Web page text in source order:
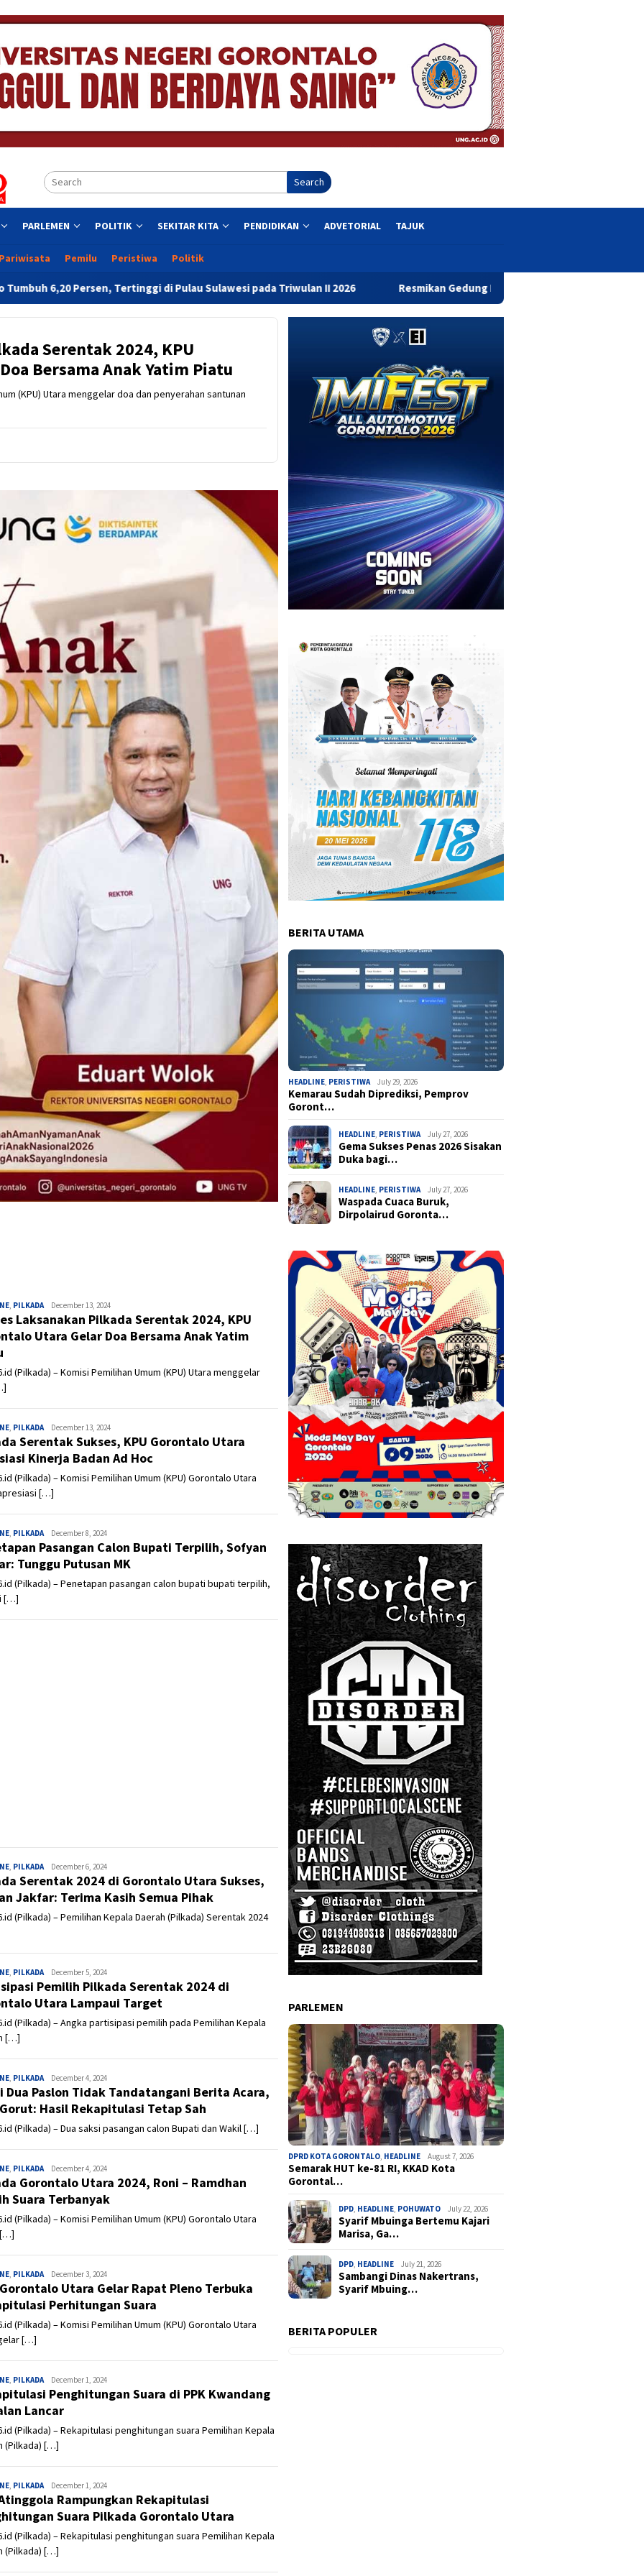
Search
PARLEMEN POLITIK SEKITAR KITA PENDIDIKAN ADVETORIAL TAJUK
Pariwisata Pemilu Peristiwa Politik
Tertinggi di Pulau Sulawesi pada Triwulan II 2026 Resmikan Gedung Baru Bahrul Ulum, Wagub Idah Dorong
Serentak 2024, KPU
Bersama Anak Yatim Piatu
(KPU) Utara menggelar doa dan penyerahan santunan
, PILKADAAdmin
December 13, 2024
Laksanakan Pilkada Serentak 2024, KPU
Utara Gelar Doa Bersama Anak Yatim
(Pilkada) – Komisi Pemilihan Umum (KPU) Utara menggelar
, PILKADAAdmin
December 13, 2024
Serentak Sukses, KPU Gorontalo Utara
Kinerja Badan Ad Hoc
(Pilkada) – Komisi Pemilihan Umum (KPU) Gorontalo Utara
[…]
, PILKADAAdmin
December 8, 2024
Pasangan Calon Bupati Terpilih, Sofyan
Tunggu Putusan MK
(Pilkada) – Penetapan pasangan calon bupati bupati terpilih,
[…]
, PILKADAAdmin
December 6, 2024
Serentak 2024 di Gorontalo Utara Sukses,
Jakfar: Terima Kasih Semua Pihak
(Pilkada) – Pemilihan Kepala Daerah (Pilkada) Serentak 2024
, PILKADAAdmin
December 5, 2024
Pemilih Pilkada Serentak 2024 di
Utara Lampaui Target
(Pilkada) – Angka partisipasi pemilih pada Pemilihan Kepala
[…]
, PILKADAAdmin
December 4, 2024
Dua Paslon Tidak Tandatangani Berita Acara,
Hasil Rekapitulasi Tetap Sah
(Pilkada) – Dua saksi pasangan calon Bupati dan Wakil […]
, PILKADAAdmin
December 4, 2024
Gorontalo Utara 2024, Roni – Ramdhan
Suara Terbanyak
(Pilkada) – Komisi Pemilihan Umum (KPU) Gorontalo Utara
, PILKADAAdmin
December 3, 2024
Utara Gelar Rapat Pleno Terbuka
Perhitungan Suara
(Pilkada) – Komisi Pemilihan Umum (KPU) Gorontalo Utara
[…]
, PILKADAAdmin
December 1, 2024
Penghitungan Suara di PPK Kwandang
Lancar
(Pilkada) – Rekapitulasi penghitungan suara Pemilihan Kepala
(Pilkada) […]
, PILKADAAdmin
December 1, 2024
Rampungkan Rekapitulasi
Suara Pilkada Gorontalo Utara
(Pilkada) – Rekapitulasi penghitungan suara Pemilihan Kepala
(Pilkada) […]
BERITA UTAMA
HEADLINE, PERISTIWA July 29, 2026
Kemarau Sudah Diprediksi, Pemprov
Goront…
HEADLINE, PERISTIWA July 27, 2026
Gema Sukses Penas 2026 Sisakan
Duka bagi…
HEADLINE, PERISTIWA July 27, 2026
Waspada Cuaca Buruk,
Dirpolairud Goronta…
PARLEMEN
DPRD KOTA GORONTALO, HEADLINE August 7, 2026
Semarak HUT ke-81 RI, KKAD Kota
Gorontal…
DPD, HEADLINE, POHUWATO July 22, 2026
Syarif Mbuinga Bertemu Kajari
Marisa, Ga…
DPD, HEADLINE July 21, 2026
Sambangi Dinas Nakertrans,
Syarif Mbuing…
BERITA POPULER